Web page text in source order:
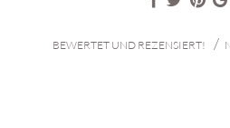
BEWERTET UND REZENSIERT! /